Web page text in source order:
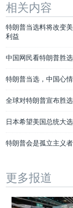
相关内容
特朗普当选料将改变
利益
中国网民看特朗普胜
特朗普当选，中国心
全球对特朗普宣布胜
日本希望美国总统大
特朗普会是孤立主义
更多报道